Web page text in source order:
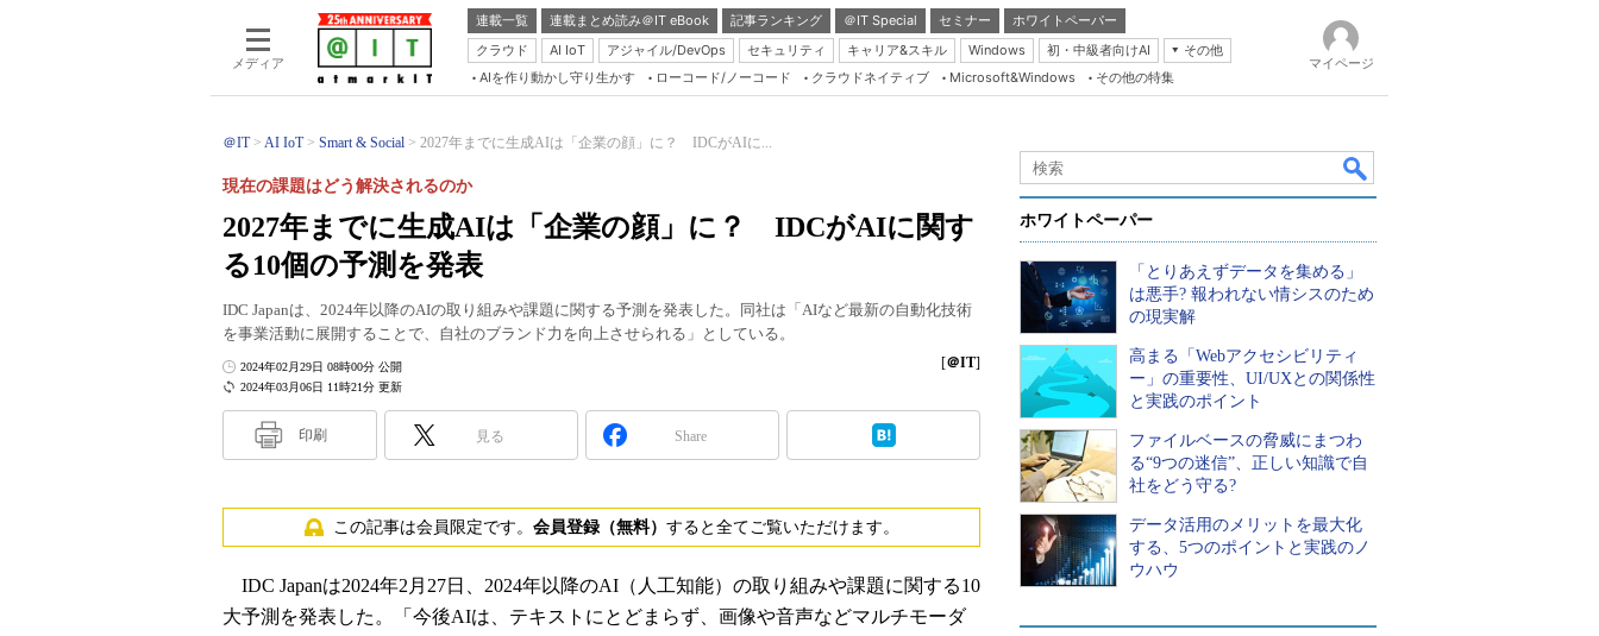
メディア
連載一覧 連載まとめ読み＠IT eBook 記事ランキング ＠IT Special セミナー
ホワイトペーパー
クラウド
AI IoT アジャイル/DevOps セキュリティ キャリア&スキル Windows 初・中級者向けAI
その他
Server & Storage
Java Agile
Database Expert
Linux ＆ OSS
Master of IP Network
Security & Trust
ブログ
AIを作り動かし守り生かす ローコード/ノーコード クラウドネイティブ Microsoft&Windows その他の特集
マイページ
＠IT AI IoT Smart & Social 2027年までに生成AIは「企業の顔」に？ IDCがAIに...
2027年までに生成AIは「企業の顔」に？ IDCがAIに関す
る10個の予測を発表
現在の課題はどう解決されるのか
IDC Japanは、2024年以降のAIの取り組みや課題に関する予測を発表した。同社は「AIなど最新の自動化技術
を事業活動に展開することで、自社のブランド力を向上させられる」としている。
2024年03月06日 11時21分 更新
2024年02月29日 08時00分 公開 [＠IT]
印刷 見る Share
この記事は会員限定です。 会員登録（無料） すると全てご覧いただけます。
IDC Japanは2024年2月27日、2024年以降のAI（人工知能）の取り組みや課題に関する10
大予測を発表した。「今後AIは、テキストにとどまらず、画像や音声などマルチモーダ
ホワイトペーパー
「とりあえずデータを集める」
は悪手? 報われない情シスのため
の現実解
高まる「Webアクセシビリティ
ー」の重要性、UI/UXとの関係性
と実践のポイント
ファイルベースの脅威にまつわ
る“9つの迷信”、正しい知識で自
社をどう守る?
データ活用のメリットを最大化
する、5つのポイントと実践のノ
ウハウ